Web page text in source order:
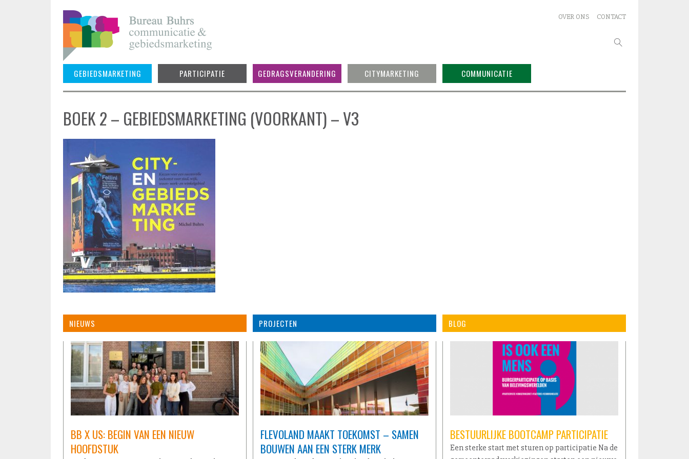
Skip
to
content
OVER ONS CONTACT
GEBIEDSMARKETING PARTICIPATIE GEDRAGSVERANDERING CITYMARKETING COMMUNICATIE
BOEK 2 – GEBIEDSMARKETING (VOORKANT) – V3
NIEUWS
BB X US: BEGIN VAN EEN NIEUW
HOOFDSTUK
PROJECTEN
FLEVOLAND MAAKT TOEKOMST – SAMEN
BOUWEN AAN EEN STERK MERK
BLOG
BESTUURLIJKE BOOTCAMP PARTICIPATIE
Een sterke start met sturen op participatie Na de